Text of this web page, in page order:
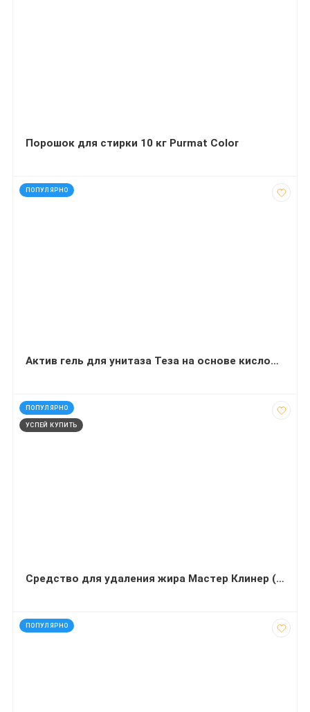
Порошок для стирки 10 кг Purmat Color
ПОПУЛЯРНО
код: 35056
Актив гель для унитаза Теза на основе кислоты 1000 грамм
ПОПУЛЯРНО
УСПЕЙ КУПИТЬ
код: 12023
Средство для удаления жира Мастер Клинер (5 литров)
ПОПУЛЯРНО
код: 32452